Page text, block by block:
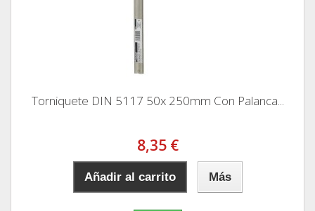
Torniquete DIN 5117 50x 250mm Con Palanca...
8,35 €
Añadir al carrito Más